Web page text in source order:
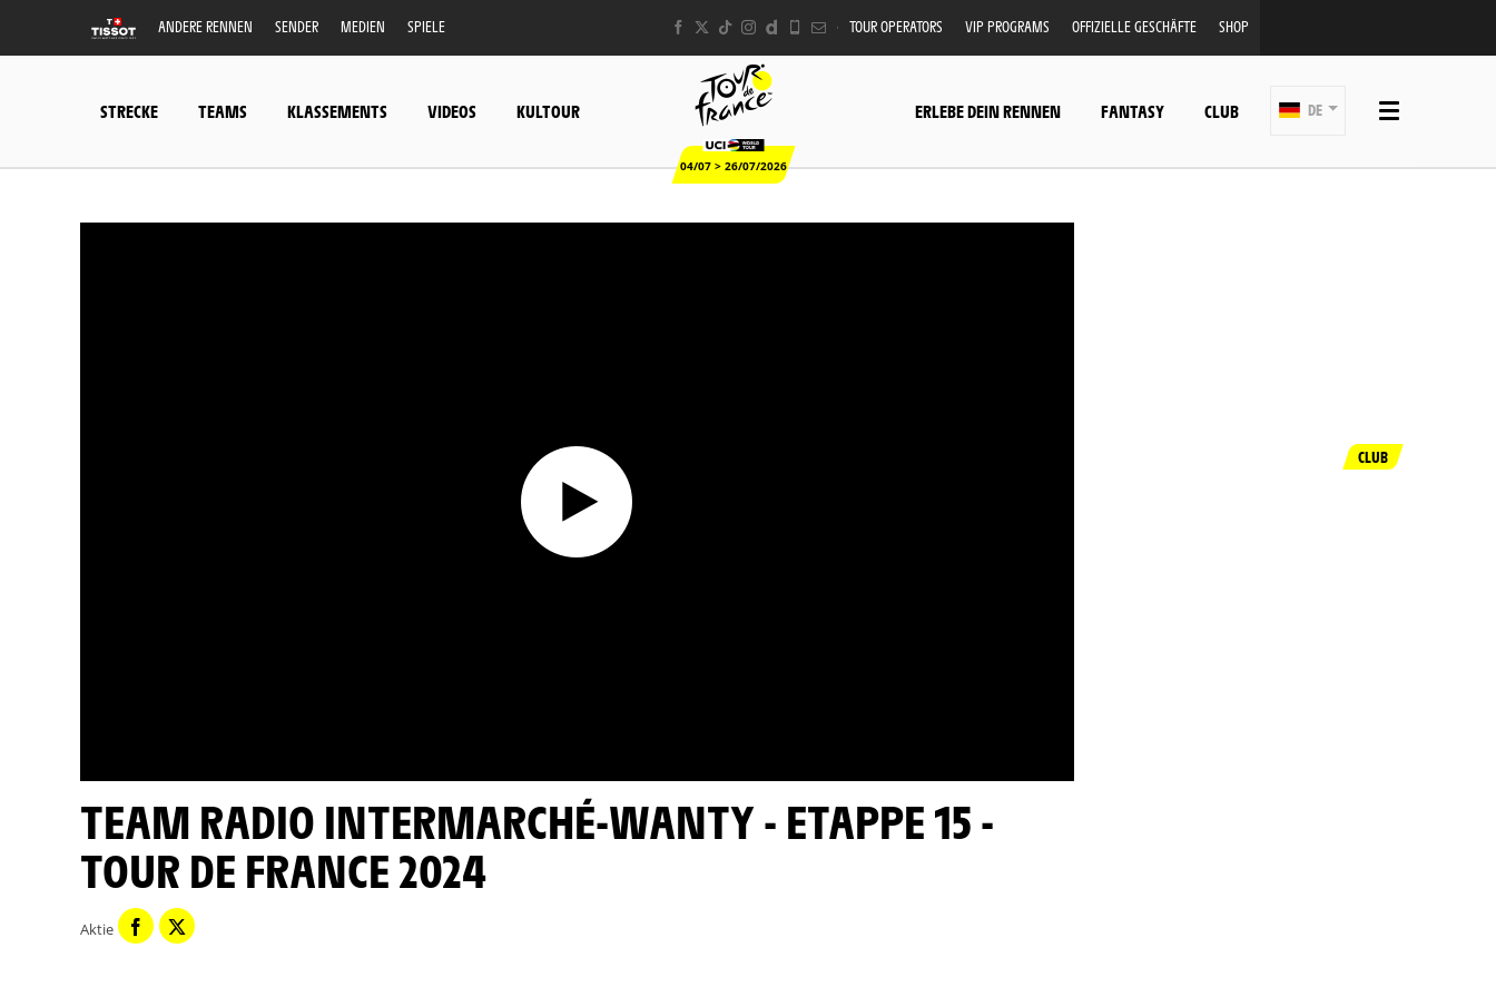
ANDERE RENNEN SENDER MEDIEN SPIELE TOUR OPERATORS VIP PROGRAMS OFFIZIELLE GESCHÄFTE SHOP
STRECKE TEAMS KLASSEMENTS VIDEOS KULTOUR
04/07 > 26/07/2026
ERLEBE DEIN RENNEN FANTASY CLUB DE
TEAM RADIO INTERMARCHÉ-WANTY - ETAPPE 15 -
TOUR DE FRANCE 2024
Aktie
CLUB